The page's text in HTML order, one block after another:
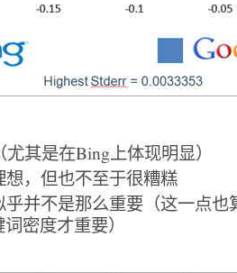
其是在Bing上体现明显）
，但也不至于很糟糕
并不是那么重要（这一点
密度才重要）